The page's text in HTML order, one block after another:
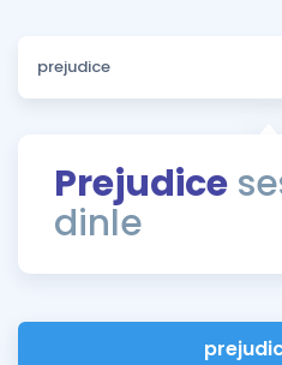
Sözlük
Rehberlik Aracı
ÖSYM Sınav Takvimi
Hakkımızda
Prejudice
dinle